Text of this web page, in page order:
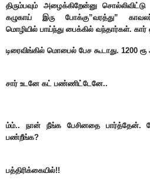
திரும்பவும் அழைக்கிறேன்னு
கழுகாய் இரு போக்கு”வரத்து”
மொழியில் பாய்ந்து பைக்கில் வந்தார்கள். கார்
டிரைவிங்கில் மொபைல் பேச கூடாது. 1200
சார் உடனே கட் பண்ணிட்டேனே..
ம்ம்.. நான் நீங்க பேசினதை பார்த்தேன்.
பண்றீங்க?
பத்திரிக்கையில்!!